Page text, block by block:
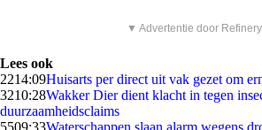
▼ Advertentie door
Lees ook
2214:09Huisarts per direct uit vak gezet om
3210:28Wakker Dier dient klacht in tegen
duurzaamheidsclaims
5509:33Waterschappen slaan alarm wegens